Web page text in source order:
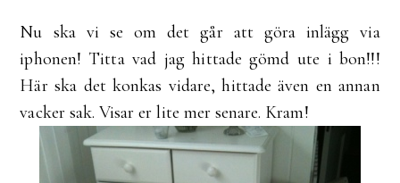
Nu ska vi se om det går att göra inlägg via
iphonen! Titta vad jag hittade gömd ute i bon!!!
Här ska det konkas vidare, hittade även en annan
vacker sak. Visar er lite mer senare. Kram!